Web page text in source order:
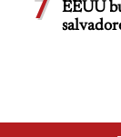
7
EEUU